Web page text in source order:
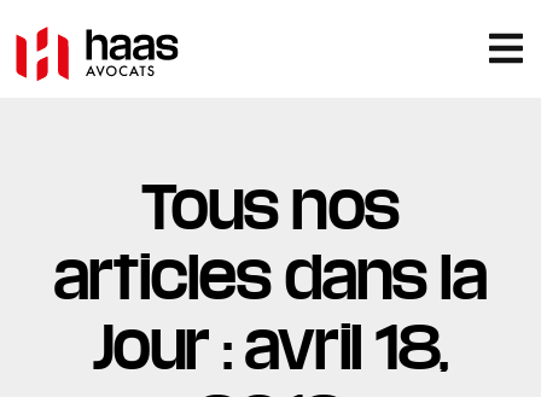
Tous nos
articles dans la
Jour : avril 18,